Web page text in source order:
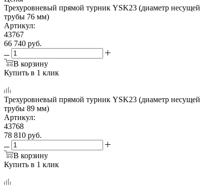
Трехуровневый прямой турник YSK23 (диаметр несущей
трубы 76 мм)
Артикул:
43767
66 740 руб.
В корзину
Купить в 1 клик
Трехуровневый прямой турник YSK23 (диаметр несущей
трубы 89 мм)
Артикул:
43768
78 810 руб.
В корзину
Купить в 1 клик